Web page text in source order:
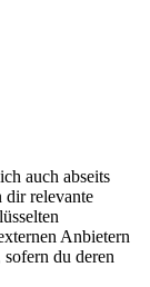
auch abseits
dir relevante
Anbietern
du deren